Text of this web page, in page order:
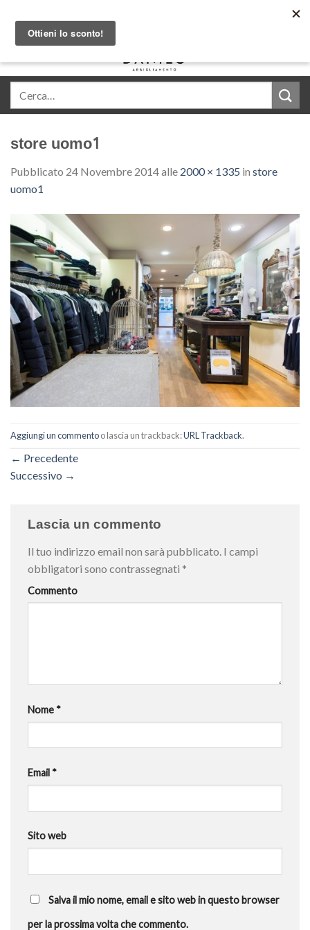
content
store uomo1
Pubblicato 24 Novembre 2014alle 2000 × 1335 in store
uomo1
Aggiungi un commentoo lascia un trackback:URL Trackback.
← Precedente
Successivo →
Lascia un commento
Il tuo indirizzo email non sarà pubblicato. I campi
obbligatori sono contrassegnati *
Commento
Nome *
Email *
Sito web
Salva il mio nome, email e sito web in questo browser
per la prossima volta che commento.